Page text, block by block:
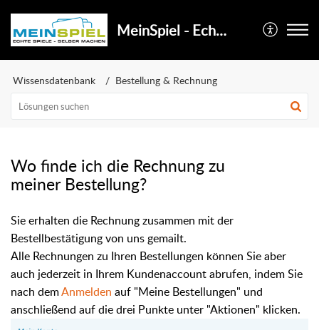
MeinSpiel - Echte Spiele selber machen
Wissensdatenbank Bestellung & Rechnung
Wo finde ich die Rechnung zu
meiner Bestellung?
Sie erhalten die Rechnung zusammen mit der
Bestellbestätigung von uns gemailt.
Alle Rechnungen zu Ihren Bestellungen können Sie aber
auch jederzeit in Ihrem Kundenaccount abrufen, indem Sie
nach demAnmelden auf "Meine Bestellungen" und
anschließend auf die drei Punkte unter "Aktionen" klicken.